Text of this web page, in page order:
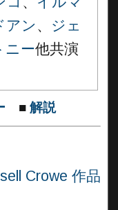
アン 、 ジェ
ニー他共演
■ 解説
Crowe 作品